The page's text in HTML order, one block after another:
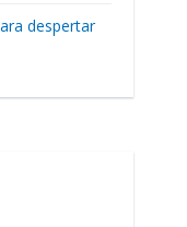
despertar